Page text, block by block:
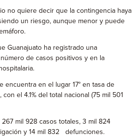
no quiere decir que la contingencia haya
un riesgo, aunque menor y puede
Guanajuato ha registrado una
de casos positivos y en la
en el lugar 17° en tasa de
el 4.1% del total nacional (75 mil 501
mil 928 casos totales, 3 mil 824
y 14 mil 832 defunciones.